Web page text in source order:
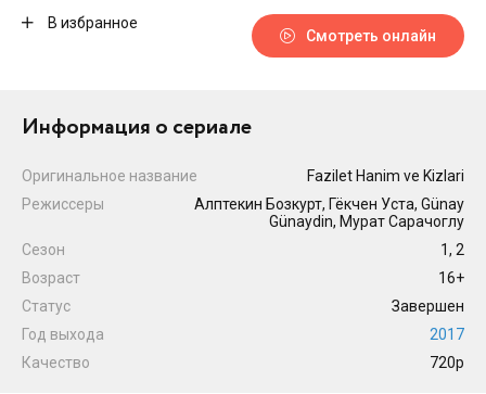
В избранное
Смотреть онлайн
Информация о сериале
Оригинальное название
Fazilet Hanim ve Kizlari
Режиссеры
Алптекин Бозкурт, Гёкчен Уста, Günay
Günaydin, Мурат Сарачоглу
Сезон
1, 2
Возраст
16+
Статус
Завершен
Год выхода
2017
Качество
720p